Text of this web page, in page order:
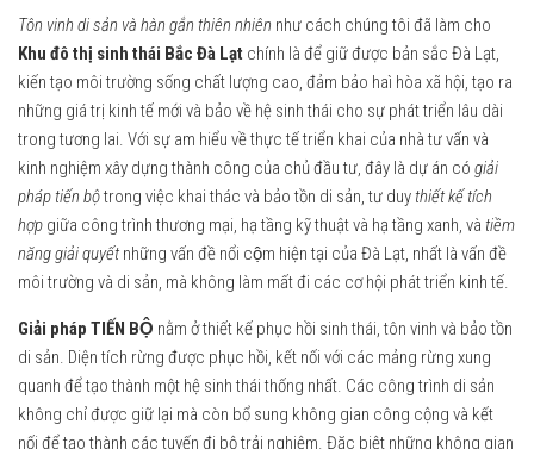
Tôn vinh di sản và hàn gắn thiên nhiên như cách chúng tôi đã làm cho
Khu đô thị sinh thái Bắc Đà Lạt chính là để giữ được bản sắc Đà Lạt,
kiến tạo môi trường sống chất lượng cao, đảm bảo haì hòa xã hội, tạo ra
những giá trị kinh tế mới và bảo về hệ sinh thái cho sự phát triển lâu dài
trong tương lai. Với sự am hiểu về thực tế triển khai của nhà tư vấn và
kinh nghiệm xây dựng thành công của chủ đầu tư, đây là dự án có giải
pháp tiến bộtrong việc khai thác và bảo tồn di sản, tư duythiết kế tích
hợp giữa công trình thương mại, hạ tầng kỹ thuật và hạ tầng xanh, và tiềm
năng giải quyết những vấn đề nổi cộm hiện tại của Đà Lạt, nhất là vấn đề
môi trường và di sản, mà không làm mất đi các cơ hội phát triển kinh tế.
Giải pháp TIẾN BỘ nằm ở thiết kế phục hồi sinh thái, tôn vinh và bảo tồn
di sản. Diện tích rừng được phục hồi, kết nối với các mảng rừng xung
quanh để tạo thành một hệ sinh thái thống nhất. Các công trình di sản
không chỉ được giữ lại mà còn bổ sung không gian công cộng và kết
nối để tạo thành các tuyến đi bộ trải nghiệm. Đặc biệt những không gian